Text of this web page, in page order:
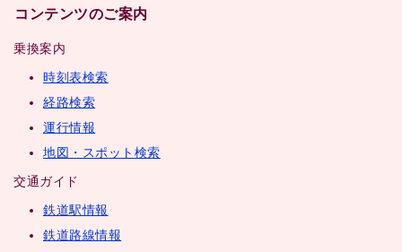
コンテンツのご案内
乗換案内
時刻表検索
経路検索
運行情報
地図・スポット検索
交通ガイド
鉄道駅情報
鉄道路線情報